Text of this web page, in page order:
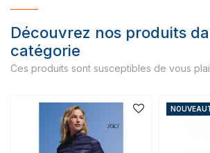
Découvrez nos produits
catégorie
Ces produits sont susceptibles de vous